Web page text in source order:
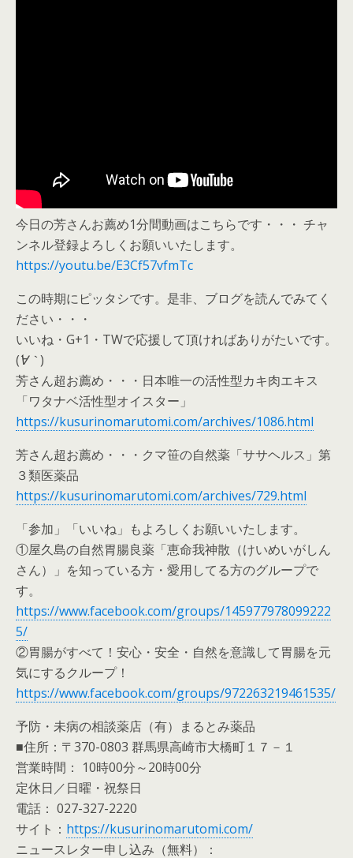
今日の芳さんお薦め1分間動画はこちらです・・・ チャ
ンネル登録よろしくお願いいたします。
https://youtu.be/E3Cf57vfmTc
この時期にピッタシです。是非、ブログを読んでみてく
ださい・・・
いいね・G+1・TWで応援して頂ければありがたいです。
(´∀｀)
芳さん超お薦め・・・日本唯一の活性型カキ肉エキス
「ワタナベ活性型オイスター」
https://kusurinomarutomi.com/archives/1086.html
芳さん超お薦め・・・クマ笹の自然薬「ササヘルス」第
３類医薬品
https://kusurinomarutomi.com/archives/729.html
「参加」「いいね」もよろしくお願いいたします。
①屋久島の自然胃腸良薬「恵命我神散（けいめいがしん
さん）」を知っている方・愛用してる方のグループで
す。
https://www.facebook.com/groups/145977978099222
5/
②胃腸がすべて！安心・安全・自然を意識して胃腸を元
気にするクループ！
https://www.facebook.com/groups/972263219461535/
予防・未病の相談薬店（有）まるとみ薬品
■住所：〒370-0803 群馬県高崎市大橋町１７－１
営業時間： 10時00分～20時00分
定休日／日曜・祝祭日
電話： 027-327-2220
サイト： https://kusurinomarutomi.com/
ニュースレター申し込み（無料）：